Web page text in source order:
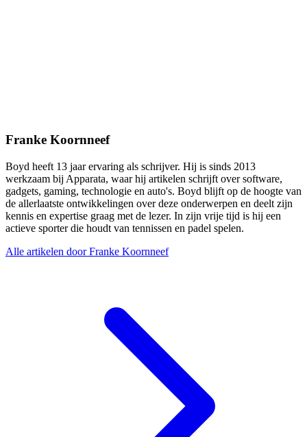
Franke Koornneef
Boyd heeft 13 jaar ervaring als schrijver. Hij is sinds 2013
werkzaam bij Apparata, waar hij artikelen schrijft over software,
gadgets, gaming, technologie en auto's. Boyd blijft op de hoogte van
de allerlaatste ontwikkelingen over deze onderwerpen en deelt zijn
kennis en expertise graag met de lezer. In zijn vrije tijd is hij een
actieve sporter die houdt van tennissen en padel spelen.
Alle artikelen door Franke Koornneef